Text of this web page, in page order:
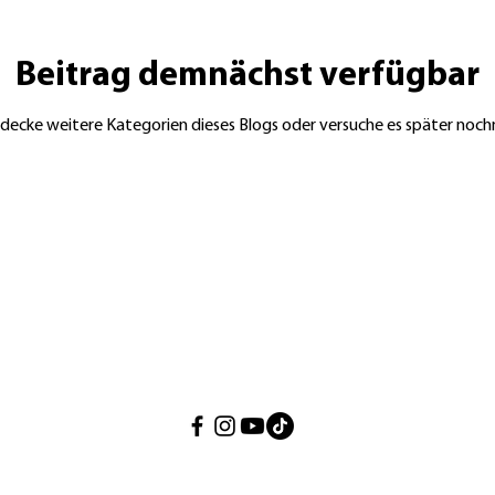
Beitrag demnächst verfügbar
weitere Kategorien dieses Blogs oder versuche es später